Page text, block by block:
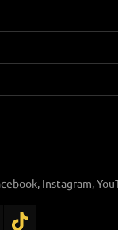
Instagram,